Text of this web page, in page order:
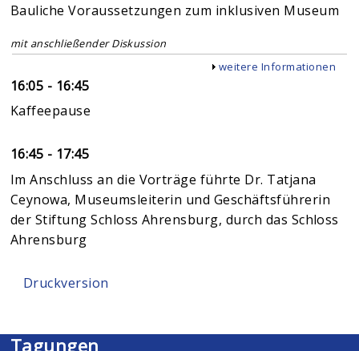
Bauliche Voraussetzungen zum inklusiven Museum
mit anschließender Diskussion
Anzeigen
weitere Informationen
16:05 - 16:45
Kaffeepause
16:45 - 17:45
Im Anschluss an die Vorträge führte Dr. Tatjana
Ceynowa, Museumsleiterin und Geschäftsführerin
der Stiftung Schloss Ahrensburg, durch das Schloss
Ahrensburg
Druckversion
Tagungen